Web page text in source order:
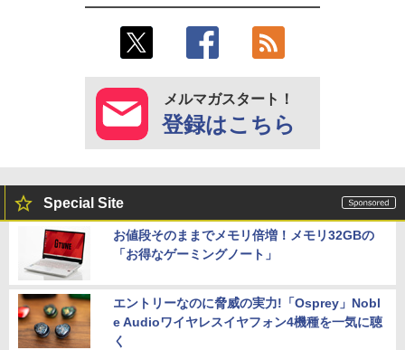
メルマガスタート！
登録はこちら
Special Site
お値段そのままでメモリ倍増！メモリ32GBの
「お得なゲーミングノート」
エントリーなのに脅威の実力!「Osprey」Nobl
e Audioワイヤレスイヤフォン4機種を一気に聴
く